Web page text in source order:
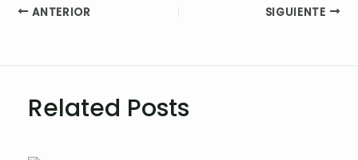
ANTERIOR SIGUIENTE
Related Posts